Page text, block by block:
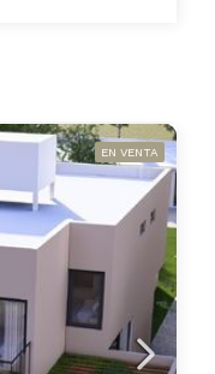
EN VENTA